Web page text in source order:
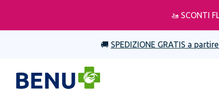
🚤 SCONTI
🚚 SPEDIZIONE GRATIS a